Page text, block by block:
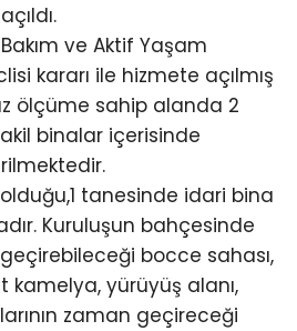
ve Aktif Yaşam
kararı ile hizmete açılmış
ölçüme sahip alanda 2
binalar içerisinde
tanesinde idari bina
Kuruluşun bahçesinde
bocce sahası,
yürüyüş alanı,
zaman geçireceği